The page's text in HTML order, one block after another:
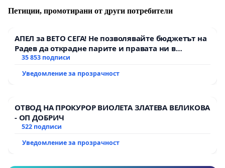
Петиции, промотирани от други потребители
АПЕЛ за ВЕТО СЕГА! Не позволявайте бюджетът на
Радев да открадне парите и правата ни в
тъмното
35 853 подписи
Уведомление за прозрачност
ОТВОД НА ПРОКУРОР ВИОЛЕТА ЗЛАТЕВА ВЕЛИКОВА
- ОП ДОБРИЧ
522 подписи
Уведомление за прозрачност